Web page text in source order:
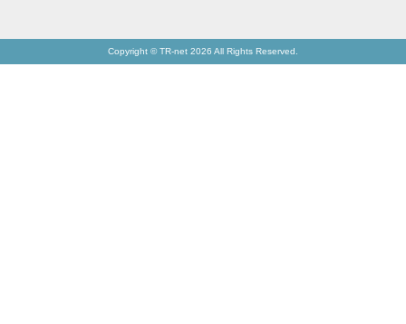
Copyright © TR-net 2026 All Rights Reserved.